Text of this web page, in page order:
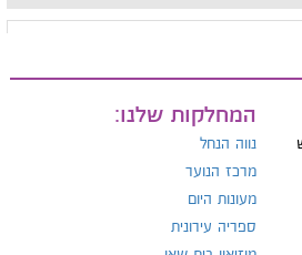
המחלקות שלנו:
נווה הנחל
מרכז הנוער
מעונות היום
ספריה עירונית